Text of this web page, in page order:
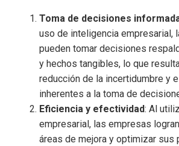
Toma de decisiones
uso de inteligencia empresarial ,
pueden tomar decisiones
y hechos tangibles, lo que
reducción de la incertidumbre y
inherentes a la toma de
Eficiencia y efectividad: Al
empresarial , las empresas
áreas de mejora y optimizar sus